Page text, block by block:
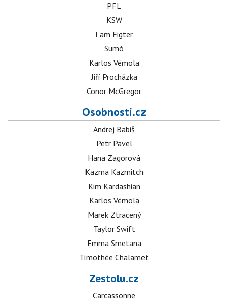
PFL
KSW
I am Figter
Sumó
Karlos Vémola
Jiří Procházka
Conor McGregor
Osobnosti.cz
Andrej Babiš
Petr Pavel
Hana Zagorová
Kazma Kazmitch
Kim Kardashian
Karlos Vémola
Marek Ztracený
Taylor Swift
Emma Smetana
Timothée Chalamet
Zestolu.cz
Carcassonne